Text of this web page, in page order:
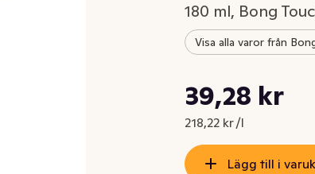
180 ml, Bong
Visa alla varor från
Nuvarande pris är:
39,28 kr
218,22 kr /l
Styckpris: 218,22 kr /l
Lägg till i